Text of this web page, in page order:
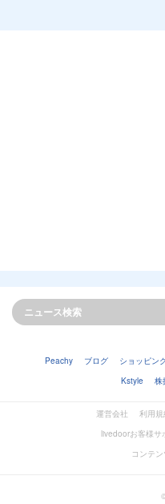
Peachy ブログ ショッピン
Kstyle
株
運営会社 利用規
livedoorお客様サ
コンテ